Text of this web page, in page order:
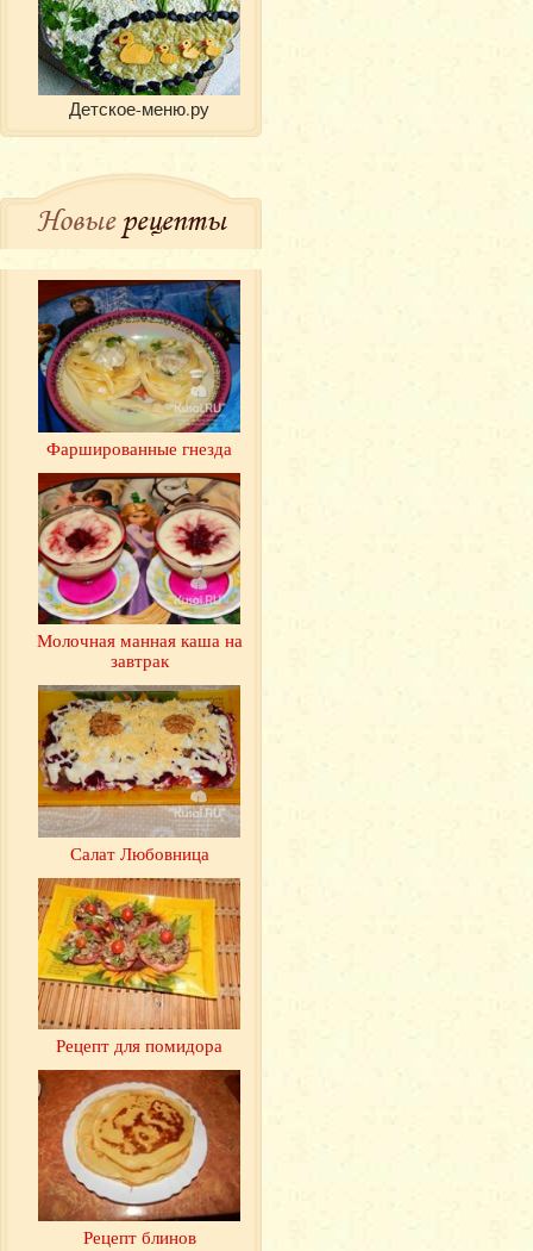
Детское-меню.ру
Новыерецепты
Фаршированные гнезда
Молочная манная каша на
завтрак
Салат Любовница
Рецепт для помидора
Рецепт блинов